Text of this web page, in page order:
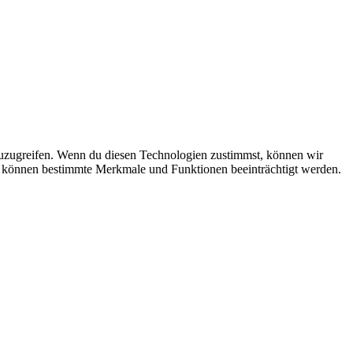
Wenn du diesen Technologien zustimmst, können wir
bestimmte Merkmale und Funktionen beeinträchtigt werden.